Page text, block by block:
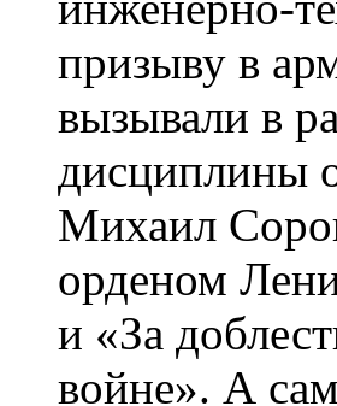
призыву в
вызывали в
дисциплины
Михаил
орденом
и «За
войне». А